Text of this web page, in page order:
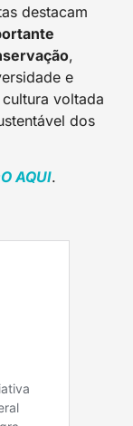
destacam
,
e
voltada
dos
AQUI.